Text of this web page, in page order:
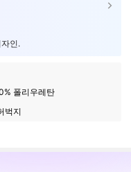
인.
폴리우레탄
벅지